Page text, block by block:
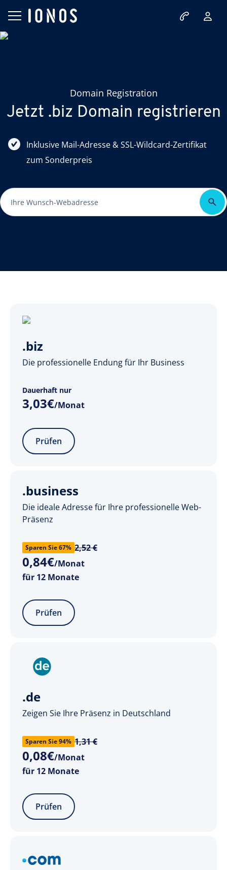
Domain Registration
Jetzt .biz Domain registrieren
Inklusive Mail-Adresse & SSL-Wildcard-Zertifikat
zum Sonderpreis
.biz
Die professionelle Endung für Ihr Business
Dauerhaft nur
3,03€/Monat
Prüfen
.business
Die ideale Adresse für Ihre professionelle Web-
Präsenz
Sparen Sie 67% 2,52 €
0,84€/Monat
für 12 Monate
Prüfen
.de
Zeigen Sie Ihre Präsenz in Deutschland
Sparen Sie 94% 1,31 €
0,08€/Monat
für 12 Monate
Prüfen